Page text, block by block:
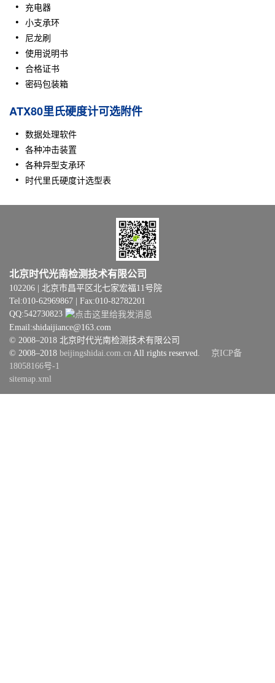
充电器
小支承环
尼龙刷
使用说明书
合格证书
密码包装箱
ATX80里氏硬度计可选附件
数据处理软件
各种冲击装置
各种异型支承环
时代里氏硬度计选型表
北京时代光南检测技术有限公司
102206 | 北京市昌平区北七家宏福11号院
Tel:010-62969867 | Fax:010-82782201
QQ:542730823
Email:shidaijiance@163.com
© 2008–2018 北京时代光南检测技术有限公司
© 2008–2018 beijingshidai.com.cn All rights reserved. 京ICP备
18058166号-1
sitemap.xml